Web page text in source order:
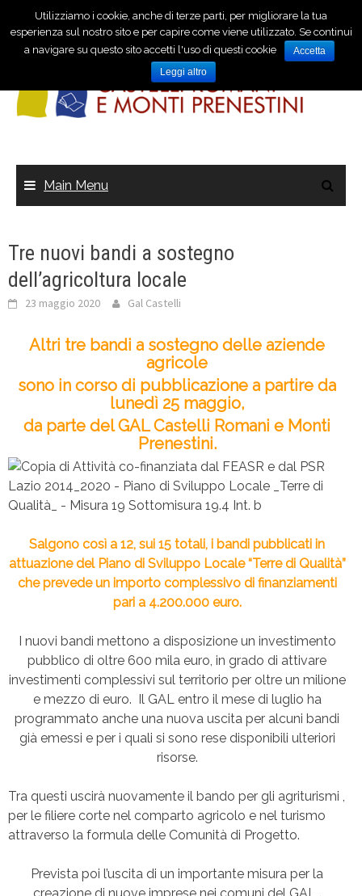
Main Menu
Tre nuovi bandi a sostegno
dell’agricoltura locale
23 maggio 2020 Gal Castelli
Altri tre bandi a sostegno delle aziende
agricole
sono in corso di pubblicazione a partire da
lunedì 25 maggio,
da parte del GAL Castelli Romani e Monti
Prenestini.
Salgono così a 12, sui 15 totali, i bandi pubblicati in
attuazione del Piano di Sviluppo Locale “Terre di Qualità”
che prevede un importo complessivo di finanziamenti
pari a 4.200.000 euro.
I nuovi bandi mettono a disposizione un investimento
pubblico di oltre 600 mila euro, in grado di attivare
investimenti complessivi sul territorio per oltre un milione
e mezzo di euro. Il GAL entro il mese di luglio ha
programmato anche una nuova uscita per alcuni bandi
già emessi e per i quali si sono rese disponibili ulteriori
risorse.
Tra questi uscirà nuovamente il bando per gli agriturismi ,
per le filiere corte nel comparto agricolo e nel turismo
attraverso la formula delle Comunità di Progetto.
Prevista poi l’uscita di un importante misura per la
Utilizziamo i cookie, anche di terze parti, per migliorare la tua
esperienza sul nostro sito e per capire come viene utilizzato. Se continui
a navigare su questo sito accetti l'uso di questi cookie
Accetta
Leggi altro